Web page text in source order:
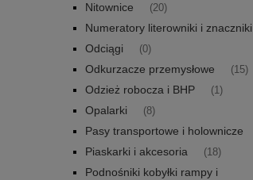
Nitownice (20)
Numeratory literowniki i znaczniki
Odciągi (0)
Odkurzacze przemysłowe (15)
Odzież robocza i BHP (1)
Opalarki (8)
Pasy transportowe i holownicze
Piaskarki i akcesoria (18)
Podnośniki kobyłki rampy i